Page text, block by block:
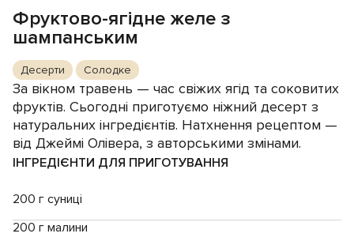
Фруктово-ягідне желе з
шампанським
Десерти Солодке
За вікном травень — час свіжих ягід та соковитих
фруктів. Сьогодні приготуємо ніжний десерт з
натуральних інгредієнтів. Натхнення рецептом —
від Джеймі Олівера, з авторськими змінами.
ІНГРЕДІЄНТИ ДЛЯ ПРИГОТУВАННЯ
200 г суниці
200 г малини